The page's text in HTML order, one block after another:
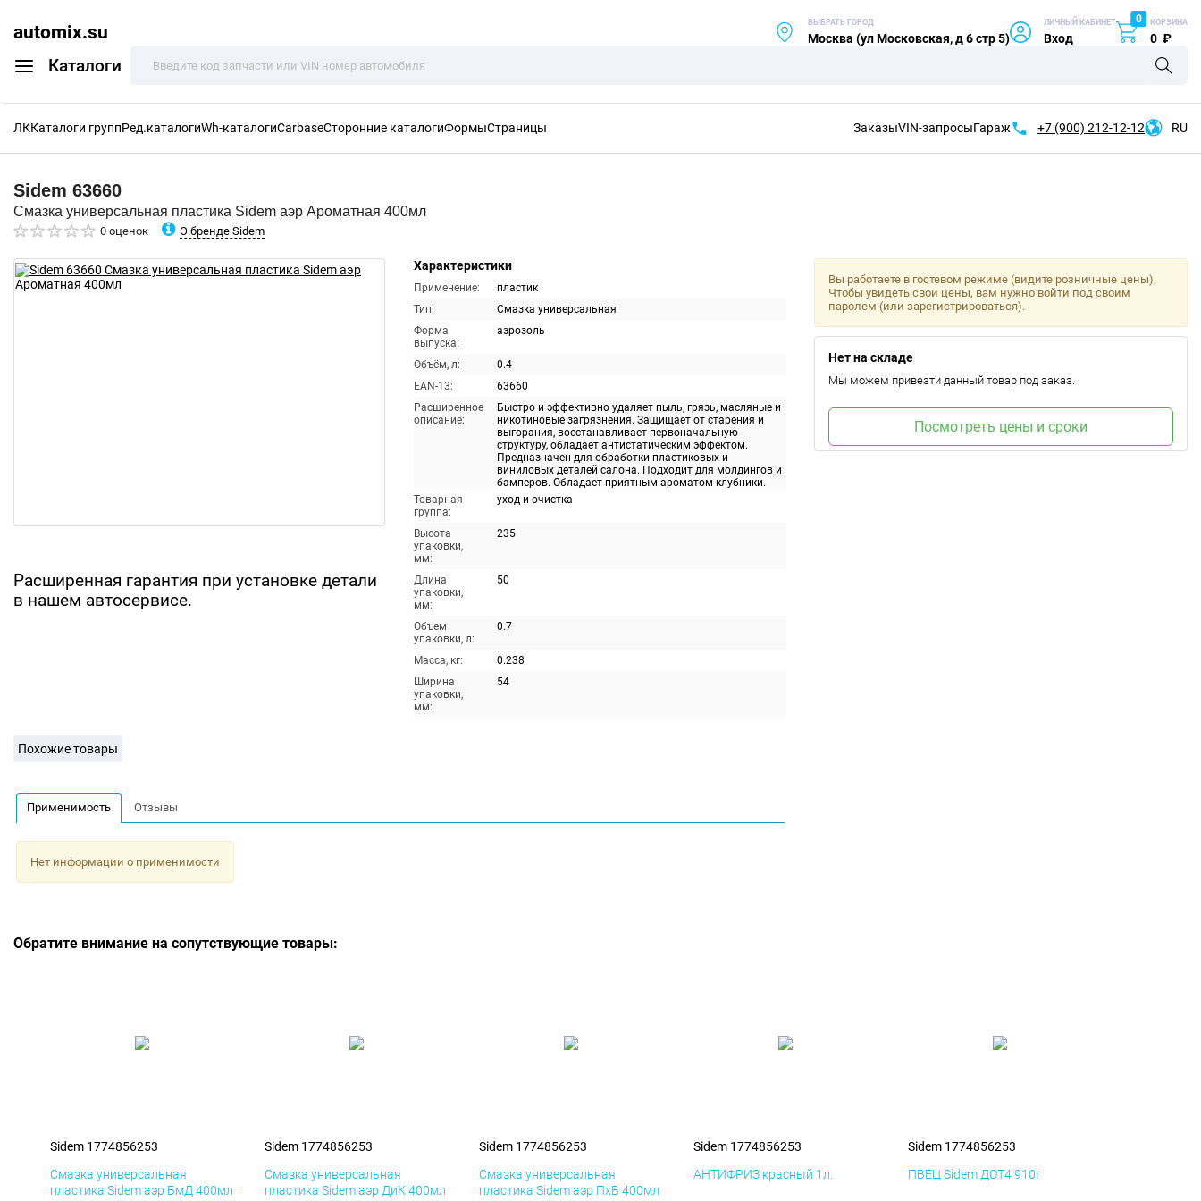
automix.su
Каталоги
ВЫБРАТЬ ГОРОД
Москва (ул Московская, д 6 стр 5)
ЛИЧНЫЙ КАБИНЕТ
Вход
0 КОРЗИНА
0 ₽
ЛККаталоги группРед.каталогиWh-каталогиCarbaseСторонние каталогиФормыСтраницы ЗаказыVIN-запросыГараж +7 (900) 212-12-12 RU
Sidem 63660
Смазка универсальная пластика Sidem аэр Ароматная 400мл
0 оценок О бренде Sidem
Расширенная гарантия при установке детали
в нашем автосервисе.
Характеристики
Применение:
пластик
Тип:
Смазка универсальная
Форма
выпуска:
аэрозоль
Объём, л:
0.4
EAN-13:
63660
Расширенное
описание:
Быстро и эффективно удаляет пыль, грязь, масляные и
никотиновые загрязнения. Защищает от старения и
выгорания, восстанавливает первоначальную
структуру, обладает антистатическим эффектом.
Предназначен для обработки пластиковых и
виниловых деталей салона. Подходит для молдингов и
бамперов. Обладает приятным ароматом клубники.
Товарная
группа:
уход и очистка
Высота
упаковки,
мм:
235
Длина
упаковки,
мм:
50
Объем
упаковки, л:
0.7
Масса, кг:
0.238
Ширина
упаковки,
мм:
54
Вы работаете в гостевом режиме (видите розничные цены).
Чтобы увидеть свои цены, вам нужно войти под своим
паролем (или зарегистрироваться).
Нет на складе
Мы можем привезти данный товар под заказ.
Посмотреть цены и сроки
Похожие товары
Применимость Отзывы
Нет информации о применимости
Обратите внимание на сопутствующие товары:
Sidem 1774856253
Смазка универсальная
пластика Sidem аэр БмД 400мл
Sidem 1774856253
Смазка универсальная
пластика Sidem аэр ДиК 400мл
Sidem 1774856253
Смазка универсальная
пластика Sidem аэр ПхВ 400мл
Sidem 1774856253
АНТИФРИЗ красный 1л.
Sidem 1774856253
ПВЕЦ Sidem ДОТ4 910г